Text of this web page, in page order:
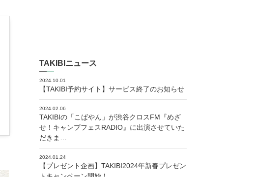
TAKIBIニュース
2024.10.01
【TAKIBI予約サイト】サービス終了のお知らせ
2024.02.06
TAKIBIの「こばやん」が渋谷クロスFM『めざ
せ！キャンプフェスRADIO』に出演させていた
だきま…
2024.01.24
【プレゼント企画】TAKIBI2024年新春プレゼン